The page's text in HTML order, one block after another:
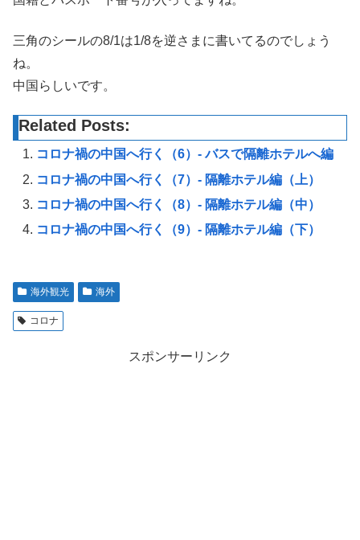
三角のシールの8/1は1/8を逆さまに書いてるのでしょう
ね。
中国らしいです。
Related Posts:
コロナ禍の中国へ行く（6）- バスで隔離ホテルへ編
コロナ禍の中国へ行く（7）- 隔離ホテル編（上）
コロナ禍の中国へ行く（8）- 隔離ホテル編（中）
コロナ禍の中国へ行く（9）- 隔離ホテル編（下）
海外観光 海外
コロナ
スポンサーリンク